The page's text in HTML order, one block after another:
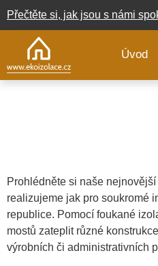
Přečtěte si, jak jsou s námi
Úvod
Prohlédněte si naše
realizujeme jak pro soukromé
republice. Pomocí foukané
mostů zateplit různé
výrobních či administrativních